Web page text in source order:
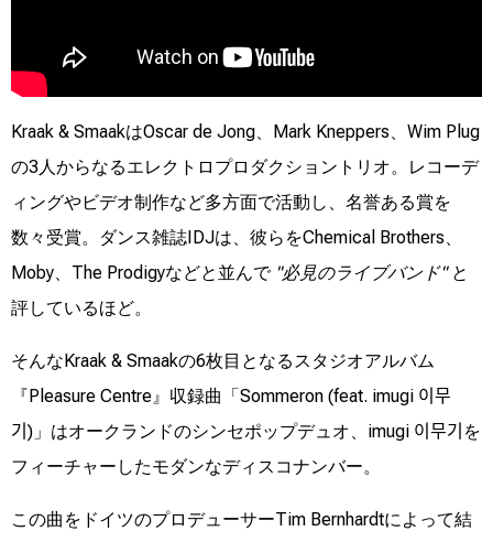
Kraak & SmaakはOscar de Jong、Mark Kneppers、Wim Plug
の3人からなるエレクトロプロダクショントリオ。レコーデ
ィングやビデオ制作など多方面で活動し、名誉ある賞を
数々受賞。ダンス雑誌IDJは、彼らをChemical Brothers、
Moby、The Prodigyなどと並んで "必見のライブバンド"と
評しているほど。
そんなKraak & Smaakの6枚目となるスタジオアルバム
『Pleasure Centre』収録曲「Sommeron (feat. imugi 이무
기)」はオークランドのシンセポップデュオ、imugi 이무기を
フィーチャーしたモダンなディスコナンバー。
この曲をドイツのプロデューサーTim Bernhardtによって結